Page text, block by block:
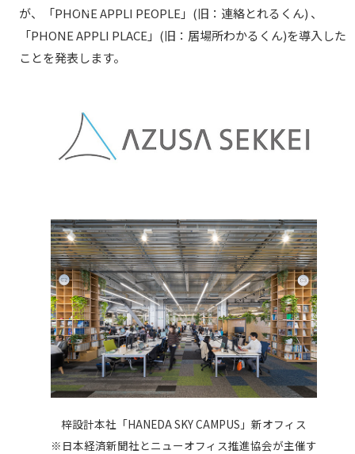
が、「PHONE APPLI PEOPLE」(旧：連絡とれるくん) 、
「PHONE APPLI PLACE」(旧：居場所わかるくん)を導入した
ことを発表します。
梓設計本社「HANEDA SKY CAMPUS」新オフィス
※日本経済新聞社とニューオフィス推進協会が主催す